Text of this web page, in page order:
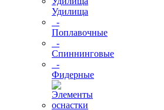
Удилища
-
Поплавочные
-
Спиннинговые
-
Фидерные